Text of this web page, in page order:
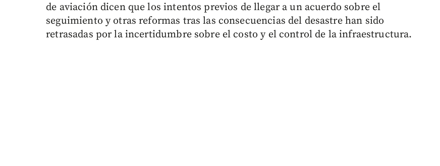
de aviación dicen que los intentos previos de llegar a un acuerdo sobre el
seguimiento y otras reformas tras las consecuencias del desastre han sido
retrasadas por la incertidumbre sobre el costo y el control de la infraestructura.